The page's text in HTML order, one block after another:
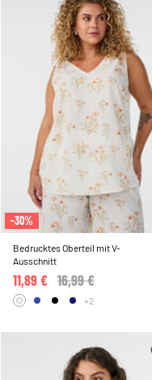
-30%
Bedrucktes Oberteil mit V-
Ausschnitt
Price reduced from
16,99 €
11,89 €
+2